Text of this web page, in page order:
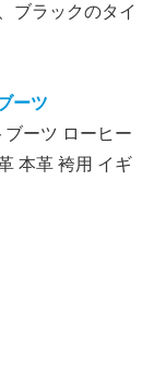
ブラックのタイ
ーツ
ーツ ローヒー
本革 袴用 イギ